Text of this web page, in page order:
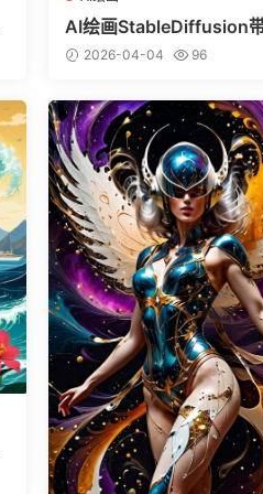
AI绘画StableDiffusion
图（civitai.com网站精选
2026-04-04 96